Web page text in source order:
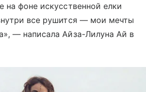
на фоне искусственной елки
все рушится — мои мечты
— написала Айза-Лилуна Ай в